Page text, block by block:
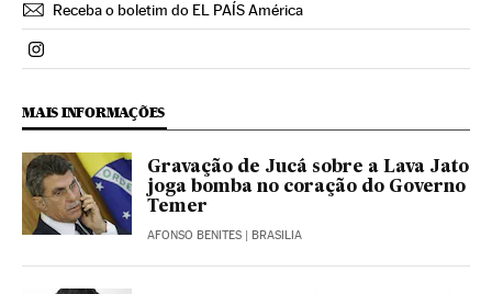
Receba o boletim do EL PAÍS América
Politica El País Brasil en Instagram
MAIS INFORMAÇÕES
Gravação de Jucá sobre a Lava Jato
joga bomba no coração do Governo
Temer
AFONSO BENITES | BRASILIA